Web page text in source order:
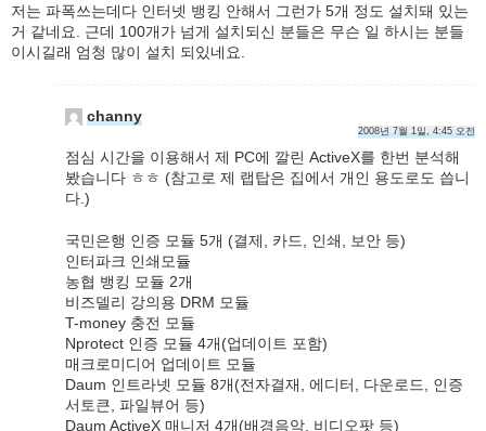
저는 파폭쓰는데다 인터넷 뱅킹 안해서 그런가 5개 정도 설치돼 있는
거 같네요. 근데 100개가 넘게 설치되신 분들은 무슨 일 하시는 분들
이시길래 엄청 많이 설치 되있네요.
channy
2008년 7월 1일, 4:45 오전
점심 시간을 이용해서 제 PC에 깔린 ActiveX를 한번 분석해
봤습니다 ㅎㅎ (참고로 제 랩탑은 집에서 개인 용도로도 씁니
다.)
국민은행 인증 모듈 5개 (결제, 카드, 인쇄, 보안 등)
인터파크 인쇄모듈
농협 뱅킹 모듈 2개
비즈델리 강의용 DRM 모듈
T-money 충전 모듈
Nprotect 인증 모듈 4개(업데이트 포함)
매크로미디어 업데이트 모듈
Daum 인트라넷 모듈 8개(전자결재, 에디터, 다운로드, 인증
서토큰, 파일뷰어 등)
Daum ActiveX 매니저 4개(배경음악, 비디오팟 등)